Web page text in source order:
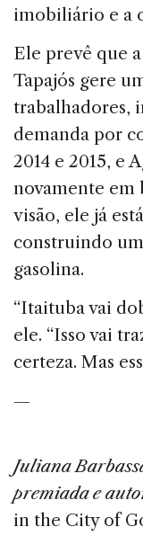
imobiliário e a
Ele prevê que
Tapajós gere
trabalhadores,
demanda por
2014 e 2015, e
novamente em
visão, ele já
construindo
gasolina.
“Itaituba vai
ele. “Isso vai
certeza. Mas
—
Juliana
premiada e
in the City of